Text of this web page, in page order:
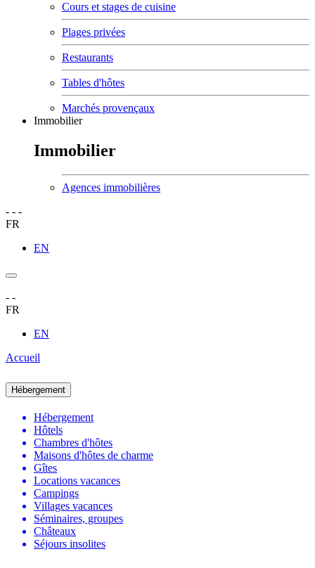
Cours et stages de cuisine
Plages privées
Restaurants
Tables d'hôtes
Marchés provençaux
Immobilier
Immobilier
Agences immobilières
- - -
FR
EN
- -
FR
EN
Accueil
Hébergement
Hébergement
Hôtels
Chambres d'hôtes
Maisons d'hôtes de charme
Gîtes
Locations vacances
Campings
Villages vacances
Séminaires, groupes
Châteaux
Séjours insolites